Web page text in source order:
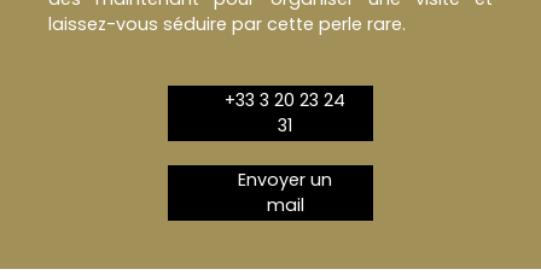
laissez-vous séduire par cette perle rare.
+33 3 20 23 24
31
Envoyer un
mail